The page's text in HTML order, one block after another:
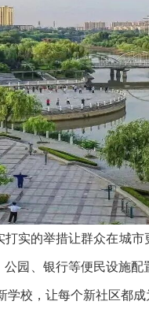
实的举措让群众在城
园、银行等便民设施
校，让每个新社区都成